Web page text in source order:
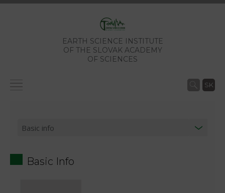
EARTH SCIENCE INSTITUTE
OF THE SLOVAK ACADEMY
OF SCIENCES
SK
Basic Info